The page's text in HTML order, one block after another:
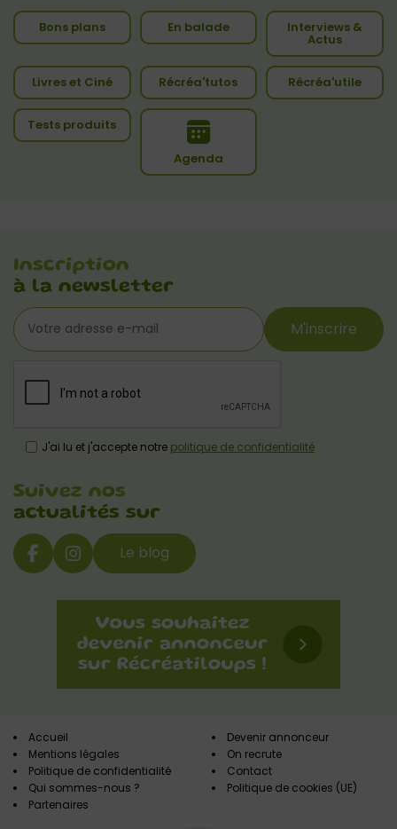
Bons plans En balade Interviews &
Actus
Livres et Ciné Récréa'tutos Récréa'utile
Tests produits
Agenda
Inscription
à la newsletter
M'inscrire
J'ai lu et j'accepte notre politique de confidentialité
Suivez nos
actualités sur
Le blog
Accueil
Mentions légales
Politique de confidentialité
Qui sommes-nous ?
Partenaires
Devenir annonceur
On recrute
Contact
Politique de cookies (UE)